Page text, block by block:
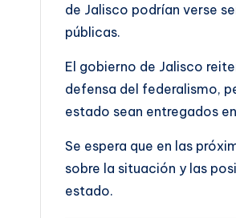
de Jalisco podrían verse
públicas.
El gobierno de Jalisco
defensa del federalismo,
estado sean entregados
Se espera que en las
sobre la situación y las
estado.